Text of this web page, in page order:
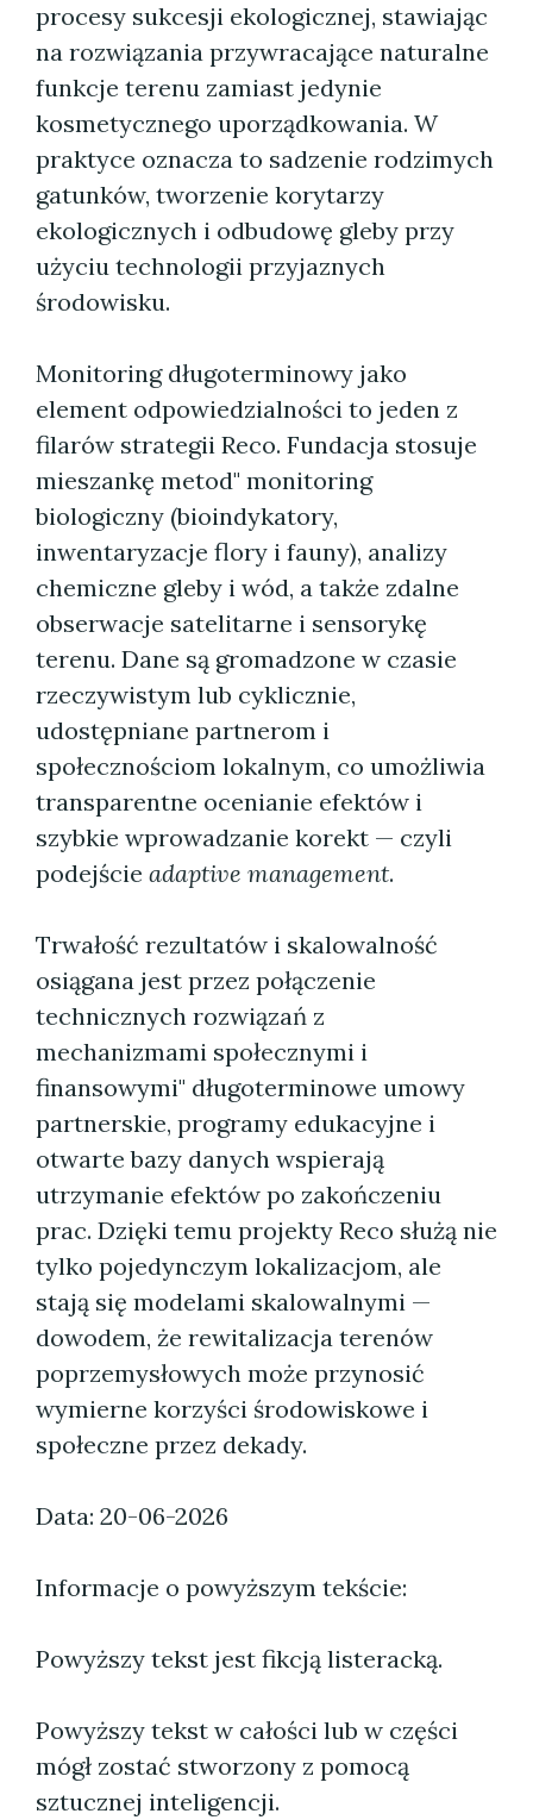
procesy sukcesji ekologicznej, stawiając
na rozwiązania przywracające naturalne
funkcje terenu zamiast jedynie
kosmetycznego uporządkowania. W
praktyce oznacza to sadzenie rodzimych
gatunków, tworzenie korytarzy
ekologicznych i odbudowę gleby przy
użyciu technologii przyjaznych
środowisku.
Monitoring długoterminowy jako
element odpowiedzialności to jeden z
filarów strategii Reco. Fundacja stosuje
mieszankę metod" monitoring
biologiczny (bioindykatory,
inwentaryzacje flory i fauny), analizy
chemiczne gleby i wód, a także zdalne
obserwacje satelitarne i sensorykę
terenu. Dane są gromadzone w czasie
rzeczywistym lub cyklicznie,
udostępniane partnerom i
społecznościom lokalnym, co umożliwia
transparentne ocenianie efektów i
szybkie wprowadzanie korekt — czyli
podejście adaptive management.
Trwałość rezultatów i skalowalność
osiągana jest przez połączenie
technicznych rozwiązań z
mechanizmami społecznymi i
finansowymi" długoterminowe umowy
partnerskie, programy edukacyjne i
otwarte bazy danych wspierają
utrzymanie efektów po zakończeniu
prac. Dzięki temu projekty Reco służą nie
tylko pojedynczym lokalizacjom, ale
stają się modelami skalowalnymi —
dowodem, że rewitalizacja terenów
poprzemysłowych może przynosić
wymierne korzyści środowiskowe i
społeczne przez dekady.
Data: 20-06-2026
Informacje o powyższym tekście:
Powyższy tekst jest fikcją listeracką.
Powyższy tekst w całości lub w części
mógł zostać stworzony z pomocą
sztucznej inteligencji.